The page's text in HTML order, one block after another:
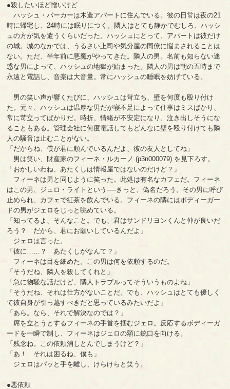
●殺したいほど憎いけど
ハッシュ・パーカーは木造アパートに住んでいる。彼の日常は夜の21
時に帰宅し、24時には眠りにつく。隣人はとても静かでむしろ、ハッシ
ュの方が気を遣うくらいだった。ハッシュにとって、アパートは彼だけ
の城。城のなかでは、うるさい上司や気分屋の同僚に悩まされることは
ない。ただ、半年前に悪魔がやってきた。隣人の男。名前も知らない迷
惑な男によって、ハッシュの地獄が始まった。隣人の男は朝の五時まで
永遠と電話し、音楽は大音量。常にハッシュの睡眠を妨げている。
男の笑い声が響くたびに、ハッシュは苛立ち、壁を何度も殴り付け
た。元々、ハッシュは温厚な男だが寝不足によって仕事はミスばかり、
常に苛立ってばかりだ。時折、情緒が不安定になり、泣き出しそうにな
ることもある。管理会社に何度電話してもどんなに壁を殴り付けても隣
人の騒音は止むことがない。
「だからね、僕が君に頼んでいるんだよ、彼の友人としてね」
男は笑い、財産家のフィーネ・ルカーノ (p3n000079) を見下ろす。
「おかしいわね、あたくしは情報屋ではないのだけど？」
フィーネは男と同じように笑った。此処は有名なカフェだ。フィーネ
はこの男、ジェロ・ライトという──きっと、偽名だろう。その男に呼び
止められ、カフェで紅茶を飲んでいる。フィーネの隣にはボディーガー
ドの男がジェロをじっと眺めている。
「知ってるよ、そんなこと。でも、君はサンドリヨンくんと仲が良いだ
ろう？ だから、君にお願いしているんだよ」
ジェロは言った。
「彼に……？ あたくしがなんて？」
フィーネは目を細めた。この男は何を依頼するのだ。
「そうだね、隣人を殺してくれと」
「急に物騒な話だけど、隣人トラブルってそういうものよね」
「そうだね、それは仕方がないことだ。でも、ハッシュはとても優しく
て彼自身が引っ越すべきだと思っているみたいだよ」
「あら。なら、それで解決なのでは？」
席を立とうとするフィーネの手首を掴むジェロ。反応するボディーガ
ードを一瞬で制し、フィーネはジェロの額に銃口を向ける。
「残念ね。この依頼消しとんでしまうけど？」
「あ！ それは困るね、僕も」
ジェロはパッと手を離し、けらけらと笑う。
●悪依頼